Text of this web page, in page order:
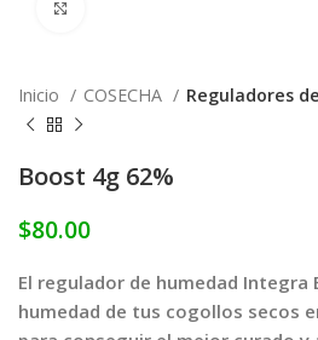
Inicio COSECHA Reguladores
Boost 4g 62%
$80.00
El regulador de humedad
humedad de tus cogollos secos